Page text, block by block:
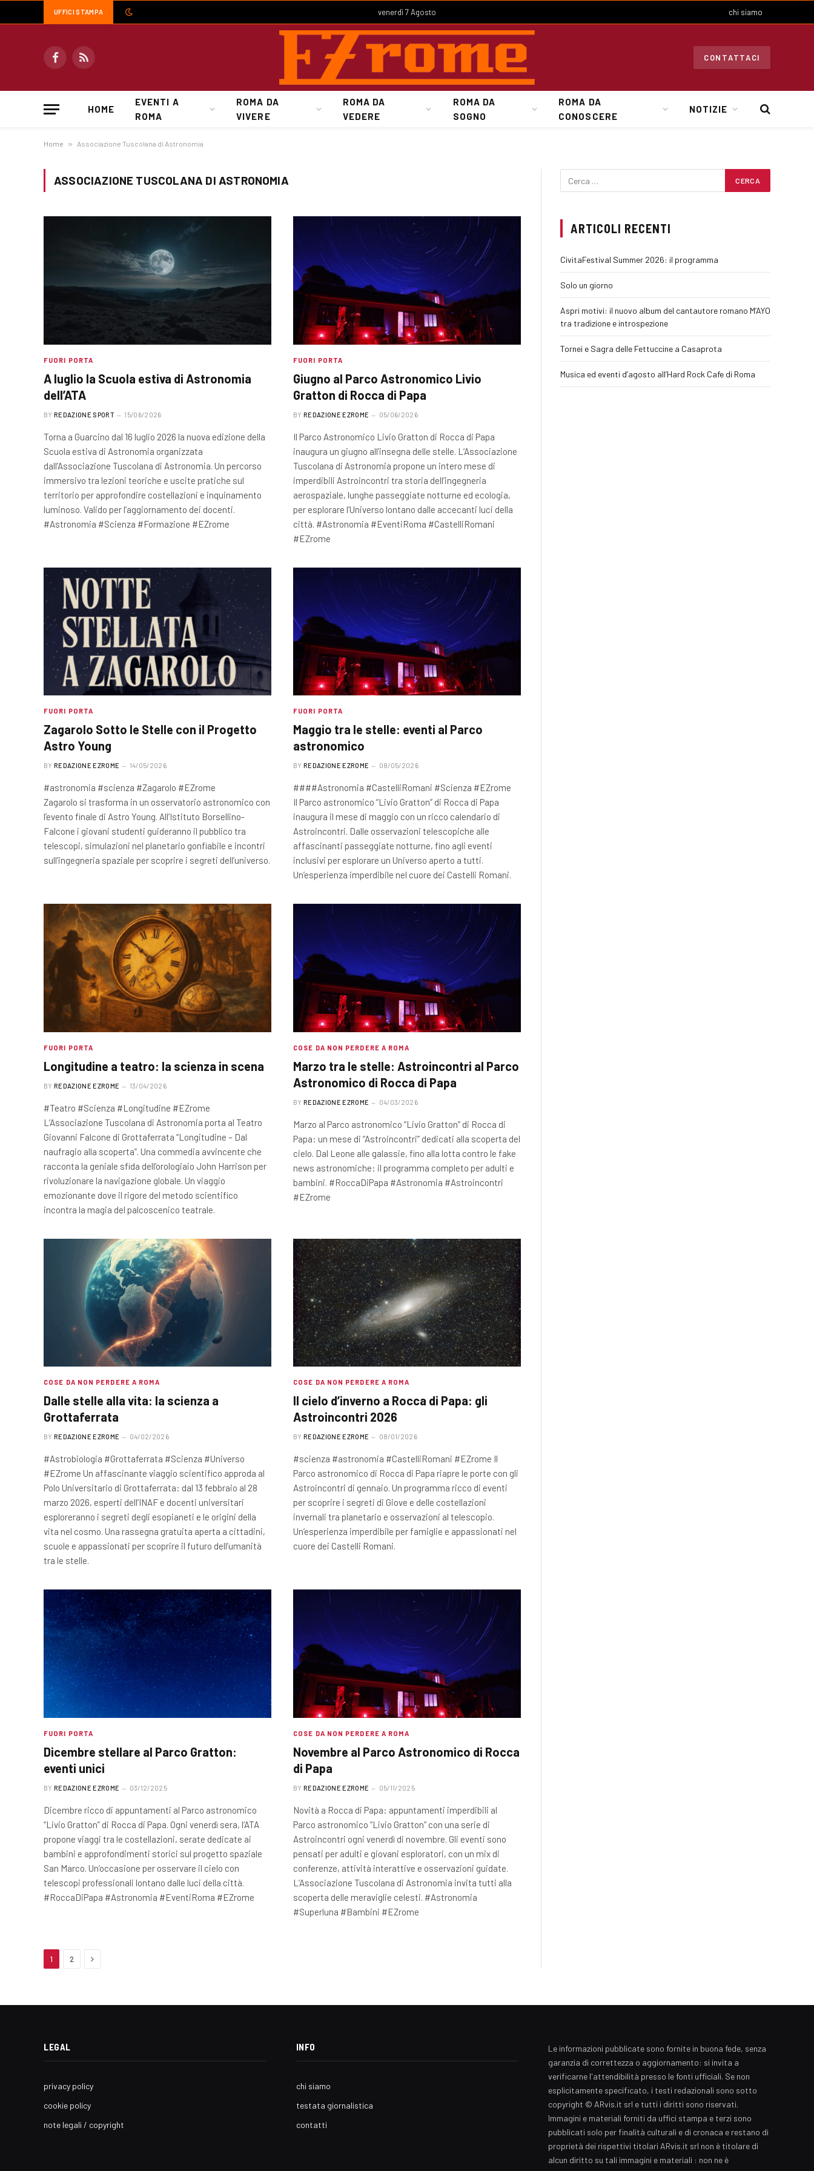
UFFICI STAMPA venerdì 7 Agosto chi siamo
FacebookRSS
CONTATTACI
HOME
EVENTI A
ROMA
ROMA DA
VIVERE
ROMA DA
VEDERE
ROMA DA
SOGNO
ROMA DA
CONOSCERE
NOTIZIE
Home » Associazione Tuscolana di Astronomia
ASSOCIAZIONE TUSCOLANA DI ASTRONOMIA
FUORI PORTA
A luglio la Scuola estiva di Astronomia
dell’ATA
BY REDAZIONE SPORT 15/06/2026
Torna a Guarcino dal 16 luglio 2026 la nuova edizione della
Scuola estiva di Astronomia organizzata
dall’Associazione Tuscolana di Astronomia. Un percorso
immersivo tra lezioni teoriche e uscite pratiche sul
territorio per approfondire costellazioni e inquinamento
luminoso. Valido per l’aggiornamento dei docenti.
#Astronomia #Scienza #Formazione #EZrome
FUORI PORTA
Giugno al Parco Astronomico Livio
Gratton di Rocca di Papa
BY REDAZIONE EZROME 05/06/2026
Il Parco Astronomico Livio Gratton di Rocca di Papa
inaugura un giugno all’insegna delle stelle. L’Associazione
Tuscolana di Astronomia propone un intero mese di
imperdibili Astroincontri tra storia dell’ingegneria
aerospaziale, lunghe passeggiate notturne ed ecologia,
per esplorare l’Universo lontano dalle accecanti luci della
città. #Astronomia #EventiRoma #CastelliRomani
#EZrome
FUORI PORTA
Zagarolo Sotto le Stelle con il Progetto
Astro Young
BY REDAZIONE EZROME 14/05/2026
#astronomia #scienza #Zagarolo #EZrome
Zagarolo si trasforma in un osservatorio astronomico con
l’evento finale di Astro Young. All’Istituto Borsellino-
Falcone i giovani studenti guideranno il pubblico tra
telescopi, simulazioni nel planetario gonfiabile e incontri
sull’ingegneria spaziale per scoprire i segreti dell’universo.
FUORI PORTA
Maggio tra le stelle: eventi al Parco
astronomico
BY REDAZIONE EZROME 08/05/2026
####Astronomia #CastelliRomani #Scienza #EZrome
Il Parco astronomico “Livio Gratton” di Rocca di Papa
inaugura il mese di maggio con un ricco calendario di
Astroincontri. Dalle osservazioni telescopiche alle
affascinanti passeggiate notturne, fino agli eventi
inclusivi per esplorare un Universo aperto a tutti.
Un’esperienza imperdibile nel cuore dei Castelli Romani.
FUORI PORTA
Longitudine a teatro: la scienza in scena
BY REDAZIONE EZROME 13/04/2026
#Teatro #Scienza #Longitudine #EZrome
L’Associazione Tuscolana di Astronomia porta al Teatro
Giovanni Falcone di Grottaferrata “Longitudine – Dal
naufragio alla scoperta”. Una commedia avvincente che
racconta la geniale sfida dell’orologiaio John Harrison per
rivoluzionare la navigazione globale. Un viaggio
emozionante dove il rigore del metodo scientifico
incontra la magia del palcoscenico teatrale.
COSE DA NON PERDERE A ROMA
Marzo tra le stelle: Astroincontri al Parco
Astronomico di Rocca di Papa
BY REDAZIONE EZROME 04/03/2026
Marzo al Parco astronomico “Livio Gratton” di Rocca di
Papa: un mese di “Astroincontri” dedicati alla scoperta del
cielo. Dal Leone alle galassie, fino alla lotta contro le fake
news astronomiche: il programma completo per adulti e
bambini. #RoccaDiPapa #Astronomia #Astroincontri
#EZrome
COSE DA NON PERDERE A ROMA
Dalle stelle alla vita: la scienza a
Grottaferrata
BY REDAZIONE EZROME 04/02/2026
#Astrobiologia #Grottaferrata #Scienza #Universo
#EZrome Un affascinante viaggio scientifico approda al
Polo Universitario di Grottaferrata: dal 13 febbraio al 28
marzo 2026, esperti dell’INAF e docenti universitari
esploreranno i segreti degli esopianeti e le origini della
vita nel cosmo. Una rassegna gratuita aperta a cittadini,
scuole e appassionati per scoprire il futuro dell’umanità
tra le stelle.
COSE DA NON PERDERE A ROMA
Il cielo d’inverno a Rocca di Papa: gli
Astroincontri 2026
BY REDAZIONE EZROME 08/01/2026
#scienza #astronomia #CastelliRomani #EZrome Il
Parco astronomico di Rocca di Papa riapre le porte con gli
Astroincontri di gennaio. Un programma ricco di eventi
per scoprire i segreti di Giove e delle costellazioni
invernali tra planetario e osservazioni al telescopio.
Un’esperienza imperdibile per famiglie e appassionati nel
cuore dei Castelli Romani.
FUORI PORTA
Dicembre stellare al Parco Gratton:
eventi unici
BY REDAZIONE EZROME 03/12/2025
Dicembre ricco di appuntamenti al Parco astronomico
“Livio Gratton” di Rocca di Papa. Ogni venerdì sera, l’ATA
propone viaggi tra le costellazioni, serate dedicate ai
bambini e approfondimenti storici sul progetto spaziale
San Marco. Un’occasione per osservare il cielo con
telescopi professionali lontano dalle luci della città.
#RoccaDiPapa #Astronomia #EventiRoma #EZrome
COSE DA NON PERDERE A ROMA
Novembre al Parco Astronomico di Rocca
di Papa
BY REDAZIONE EZROME 05/11/2025
Novità a Rocca di Papa: appuntamenti imperdibili al
Parco astronomico “Livio Gratton” con una serie di
Astroincontri ogni venerdì di novembre. Gli eventi sono
pensati per adulti e giovani esploratori, con un mix di
conferenze, attività interattive e osservazioni guidate.
L’Associazione Tuscolana di Astronomia invita tutti alla
scoperta delle meraviglie celesti. #Astronomia
#Superluna #Bambini #EZrome
1 2 Next
ARTICOLI RECENTI
CivitaFestival Summer 2026: il programma
Solo un giorno
Aspri motivi: il nuovo album del cantautore romano M’AYO
tra tradizione e introspezione
Tornei e Sagra delle Fettuccine a Casaprota
Musica ed eventi d’agosto all’Hard Rock Cafe di Roma
LEGAL
privacy policy
cookie policy
note legali / copyright
INFO
chi siamo
testata giornalistica
contatti
Le informazioni pubblicate sono fornite in buona fede, senza
garanzia di correttezza o aggiornamento: si invita a
verificarne l'attendibilità presso le fonti ufficiali. Se non
esplicitamente specificato, i testi redazionali sono sotto
copyright © ARvis.it srl e tutti i diritti sono riservati.
Immagini e materiali forniti da uffici stampa e terzi sono
pubblicati solo per finalità culturali e di cronaca e restano di
proprietà dei rispettivi titolari ARvis.it srl non è titolare di
alcun diritto su tali immagini e materiali : non ne è